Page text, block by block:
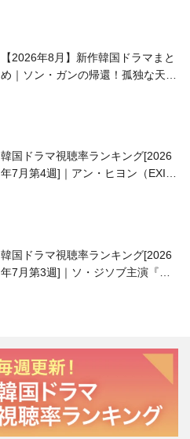
【2026年8月】新作韓国ドラマまと
め｜ソン・ガンの帰還！孤独な天才
韓国ドラマ視聴率ランキング[2026
年7月第4週]｜アン・ヒヨン（EXID
韓国ドラマ視聴率ランキング[2026
年7月第3週]｜ソ・ジソブ主演『エ